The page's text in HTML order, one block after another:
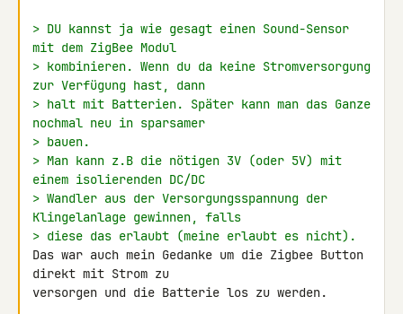
> DU kannst ja wie gesagt einen Sound-Sensor
mit dem ZigBee Modul
> kombinieren. Wenn du da keine Stromversorgung
zur Verfügung hast, dann
> halt mit Batterien. Später kann man das Ganze
nochmal neu in sparsamer
> bauen.
> Man kann z.B die nötigen 3V (oder 5V) mit
einem isolierenden DC/DC
> Wandler aus der Versorgungsspannung der
Klingelanlage gewinnen, falls
> diese das erlaubt (meine erlaubt es nicht).
Das war auch mein Gedanke um die Zigbee Button
direkt mit Strom zu
versorgen und die Batterie los zu werden.